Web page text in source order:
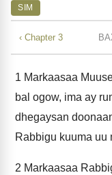
SIM
‹ Chapter 3
1 Markaasaa
bal ogow, ima ay
dhegaysan
Rabbigu kuuma uu
2 Markaasaa